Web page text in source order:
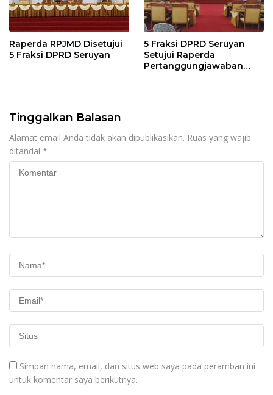
Raperda RPJMD Disetujui
5 Fraksi DPRD Seruyan
5 Fraksi DPRD Seruyan
Setujui Raperda
Pertanggungjawaban
Tinggalkan Balasan
Alamat email Anda tidak akan dipublikasikan. Ruas yang wajib
ditandai *
Simpan nama, email, dan situs web saya pada peramban ini
untuk komentar saya berikutnya.